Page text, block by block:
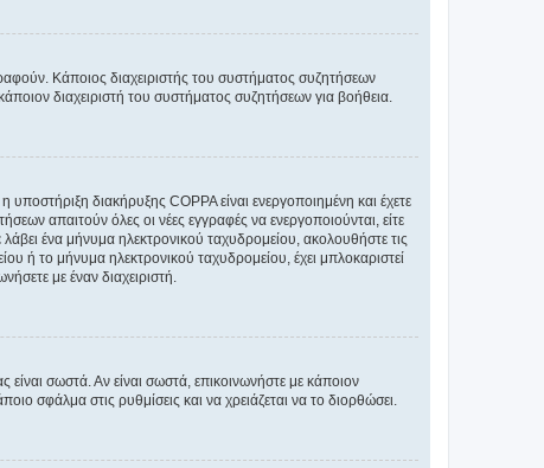
Κάποιος διαχειριστής του συστήματος συζητήσεων
διαχειριστή του συστήματος συζητήσεων για βοήθεια.
διακήρυξης COPPA είναι ενεργοποιημένη και έχετε
απαιτούν όλες οι νέες εγγραφές να ενεργοποιούνται, είτε
ένα μήνυμα ηλεκτρονικού ταχυδρομείου, ακολουθήστε τις
ή το μήνυμα ηλεκτρονικού ταχυδρομείου, έχει μπλοκαριστεί
με έναν διαχειριστή.
σωστά. Αν είναι σωστά, επικοινωνήστε με κάποιον
σφάλμα στις ρυθμίσεις και να χρειάζεται να το διορθώσει.